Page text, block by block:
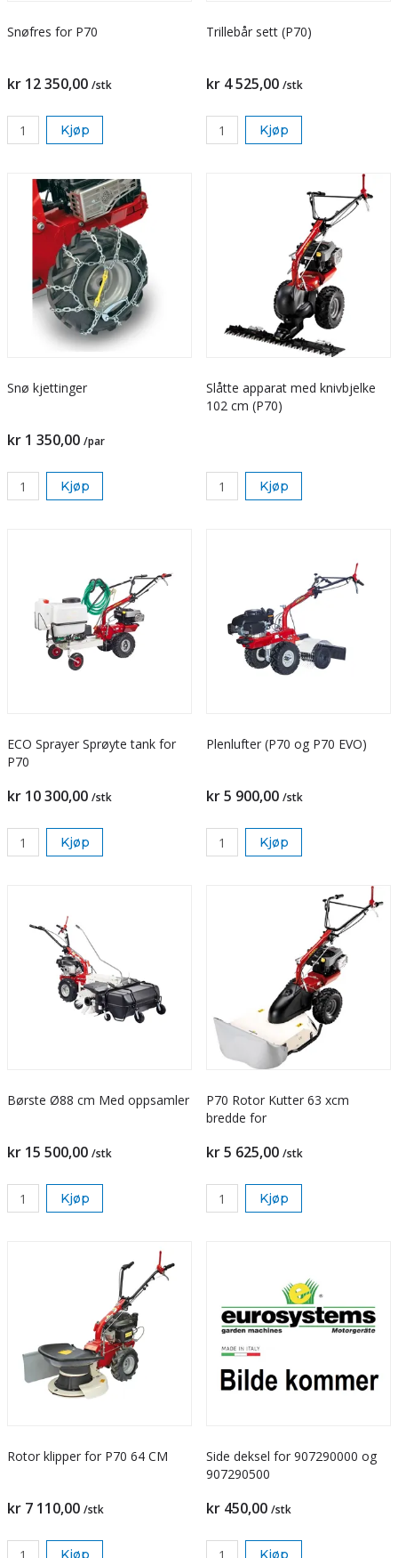
Snøfres for P70
kr 12 350,00 /stk
Kjøp
Trillebår sett (P70)
kr 4 525,00 /stk
Kjøp
Snø kjettinger
kr 1 350,00 /par
Kjøp
Slåtte apparat med knivbjelke
102 cm (P70)
Kjøp
ECO Sprayer Sprøyte tank for
P70
kr 10 300,00 /stk
Kjøp
Plenlufter (P70 og P70 EVO)
kr 5 900,00 /stk
Kjøp
Børste Ø88 cm Med oppsamler
kr 15 500,00 /stk
Kjøp
P70 Rotor Kutter 63 xcm
bredde for
kr 5 625,00 /stk
Kjøp
Rotor klipper for P70 64 CM
kr 7 110,00 /stk
Kjøp
Side deksel for 907290000 og
907290500
kr 450,00 /stk
Kjøp